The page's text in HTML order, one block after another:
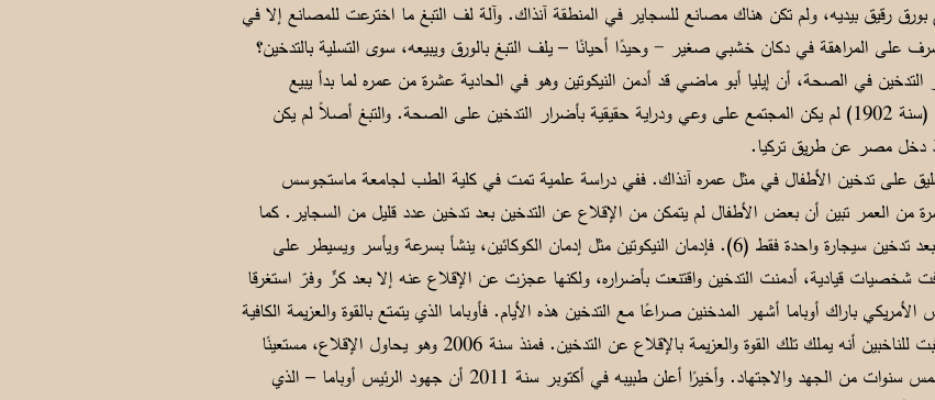
رقيق بيديه، ولم تكن هناك مصانع للسجاير في المنطقة آنذاك. وآلة لف التبغ ما اخترعت للمصانع إلا في
مشرف على المراهقة في دكان خشبي صغير - وحيدًا أحيانًا – يلف التبغ بالورق ويبيعه، سوى التسلية بالتدخين؟
التدخين في الصحة، أن إيليا أبو ماضي قد أدمن النيكوتين وهو في الحادية عشرة من عمره لما بدأ يبيع
السجاير في مصر. ولا شك أنه في تلك الأيام (سنة 1902) لم يكن المجتمع على وعي ودراية حقيقية بأضرار التدخين على الصحة. والتبغ أصلاً لم يكن
دخل مصر عن طريق تركيا.
على تدخين الأطفال في مثل عمره آنذاك. ففي دراسة علمية تمت في كلية الطب لجامعة ماستجوسس
يتعدَ الثانية عشرة من العمر تبين أن بعض الأطفال لم يتمكن من الإقلاع عن التدخين بعد تدخين عدد قليل من السجاير. كما
تبين للدارسين أن هناك أطفالاً أدمنوا النيكوتين بعد تدخين سيجارة واحدة فقط (6). فإدمان النيكوتين مثل إدمان الكوكائين، ينشأ بسرعة ويأسر ويسيطر على
قيادية، أدمنت التدخين واقتنعت بأضراره، ولكنها عجزت عن الإقلاع عنه إلا بعد كرٍّ وفرّ استغرقا
باراك أوباما أشهر المدخنين صراعًا مع التدخين هذه الأيام. فأوباما الذي يتمتع بالقوة والعزيمة الكافية
للطموح إلى رئاسة الولايات المتحدة، أراد أن يثبت للناخبين أنه يملك تلك القوة والعزيمة بالإقلاع عن التدخين. فمنذ سنة 2006 وهو يحاول الإقلاع، مستعينًا
ببدائل النيكوتين، ولم يفلح في الإقلاع خلال خمس سنوات من الجهد والاجتهاد. وأخيرًا أعلن طبيبه في أكتوبر سنة 2011 أن جهود الرئيس أوباما – الذي